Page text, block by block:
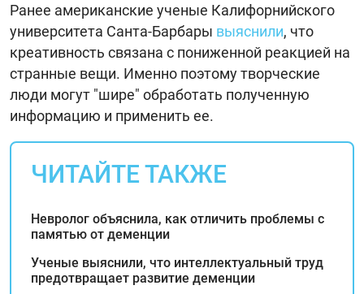
Ранее американские ученые Калифорнийского
университета Санта-Барбары выяснили, что
креативность связана с пониженной реакцией на
странные вещи. Именно поэтому творческие
люди могут "шире" обработать полученную
информацию и применить ее.
ЧИТАЙТЕ ТАКЖЕ
Невролог объяснила, как отличить проблемы с
памятью от деменции
Ученые выяснили, что интеллектуальный труд
предотвращает развитие деменции